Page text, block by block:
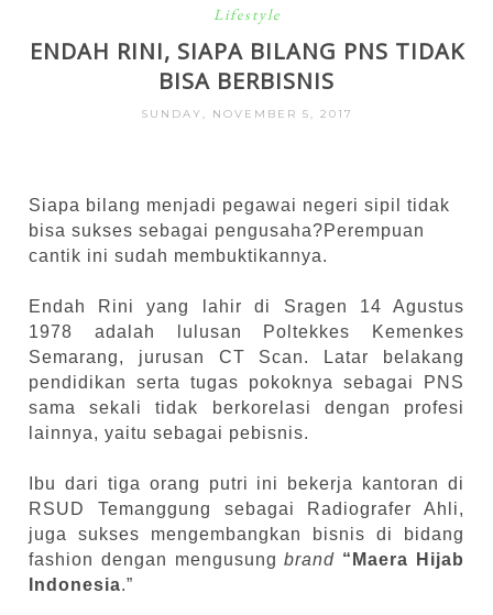
Lifestyle
ENDAH RINI, SIAPA BILANG PNS TIDAK
BISA BERBISNIS
SUNDAY, NOVEMBER 5, 2017
Siapa bilang menjadi pegawai negeri sipil tidak
bisa sukses sebagai pengusaha?Perempuan
cantik ini sudah membuktikannya.
Endah Rini yang lahir di Sragen 14 Agustus
1978 adalah lulusan Poltekkes Kemenkes
Semarang, jurusan CT Scan. Latar belakang
pendidikan serta tugas pokoknya sebagai PNS
sama sekali tidak berkorelasi dengan profesi
lainnya, yaitu sebagai pebisnis.
Ibu dari tiga orang putri ini bekerja kantoran di
RSUD Temanggung sebagai Radiografer Ahli,
juga sukses mengembangkan bisnis di bidang
fashion dengan mengusungbrand “Maera Hijab
Indonesia.”